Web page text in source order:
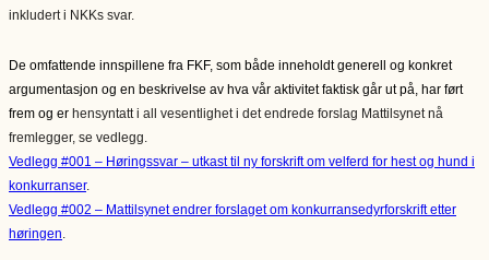
inkludert i NKKs svar.
De omfattende innspillene fra FKF, som både inneholdt generell og konkret
argumentasjon og en beskrivelse av hva vår aktivitet faktisk går ut på, har ført
frem og er hensyntatt i all vesentlighet i det endrede forslag Mattilsynet nå
fremlegger, se vedlegg.
Vedlegg #001 – Høringssvar – utkast til ny forskrift om velferd for hest og hund i
konkurranser.
Vedlegg #002 – Mattilsynet endrer forslaget om konkurransedyrforskrift etter
høringen.